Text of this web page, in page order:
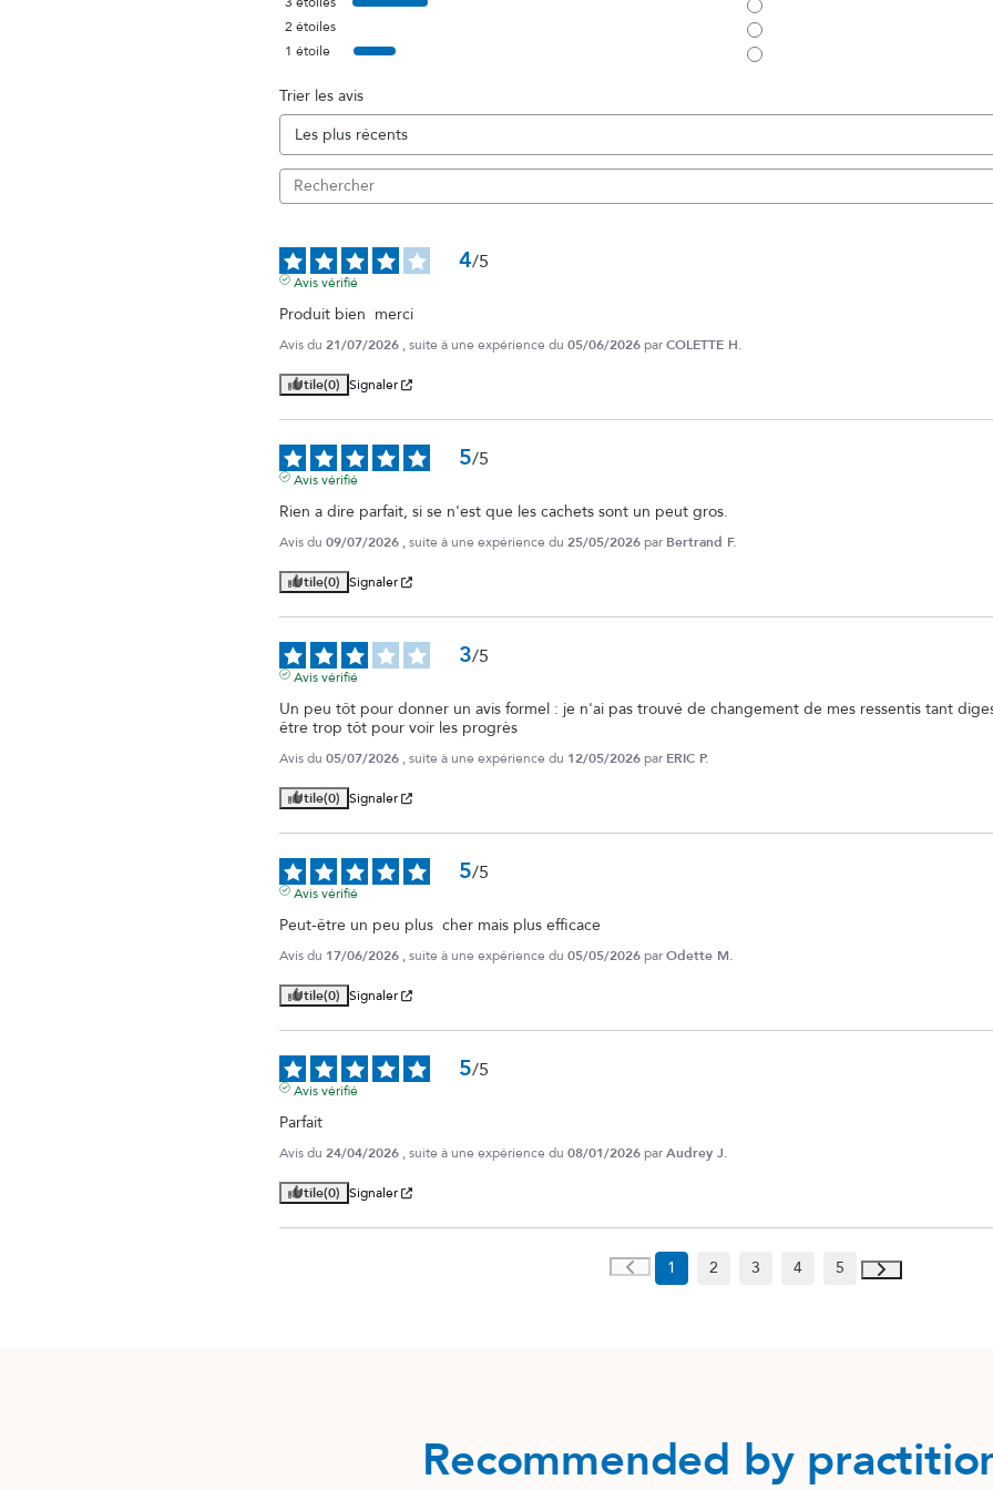
2 étoiles
1 étoile
Trier les avis
4/5
Avis vérifié
Produit bien  merci
Avis du 21/07/2026 , suite à une expérience du 05/06/2026 parCOLETTE H.
Utile(0) Signaler
5/5
Avis vérifié
Rien a dire parfait, si se n'est que les cachets sont un peut gros.
Avis du 09/07/2026 , suite à une expérience du 25/05/2026 par Bertrand F.
Utile(0) Signaler
3/5
Avis vérifié
Un peu tôt pour donner un avis formel : je n'ai pas trouvé de changement de mes ressentis tant
être trop tôt pour voir les progrès
Avis du 05/07/2026 , suite à une expérience du 12/05/2026 par ERIC P.
Utile(0) Signaler
5/5
Avis vérifié
Peut-être un peu plus  cher mais plus efficace
Avis du 17/06/2026 , suite à une expérience du 05/05/2026 parOdette M.
Utile(0) Signaler
5/5
Avis vérifié
Parfait
Avis du 24/04/2026 , suite à une expérience du 08/01/2026 parAudrey J.
Utile(0) Signaler
1 2 3 4 5
Recommended by